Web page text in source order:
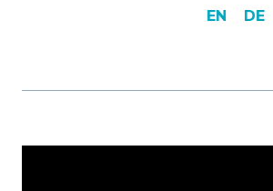
EN DE